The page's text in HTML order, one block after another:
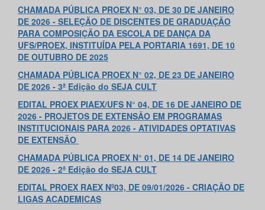
CHAMADA PÚBLICA PROEX N° 03, DE 30 DE JANEIRO
DE 2026 - SELEÇÃO DE DISCENTES DE GRADUAÇÃO
PARA COMPOSIÇÃO DA ESCOLA DE DANÇA DA
UFS/PROEX, INSTITUÍDA PELA PORTARIA 1691, DE 10
DE OUTUBRO DE 2025
CHAMADA PÚBLICA PROEX N° 02, DE 23 DE JANEIRO
DE 2026 - 3ª Edição do SEJA CULT
EDITAL PROEX PIAEX/UFS N° 04, DE 16 DE JANEIRO DE
2026 - PROJETOS DE EXTENSÃO EM PROGRAMAS
INSTITUCIONAIS PARA 2026 - ATIVIDADES OPTATIVAS
DE EXTENSÃO
CHAMADA PÚBLICA PROEX N° 01, DE 14 DE JANEIRO
DE 2026 - 2ª Edição do SEJA CULT
EDITAL PROEX RAEX Nº03, DE 09/01/2026 - CRIAÇÃO DE
LIGAS ACADEMICAS